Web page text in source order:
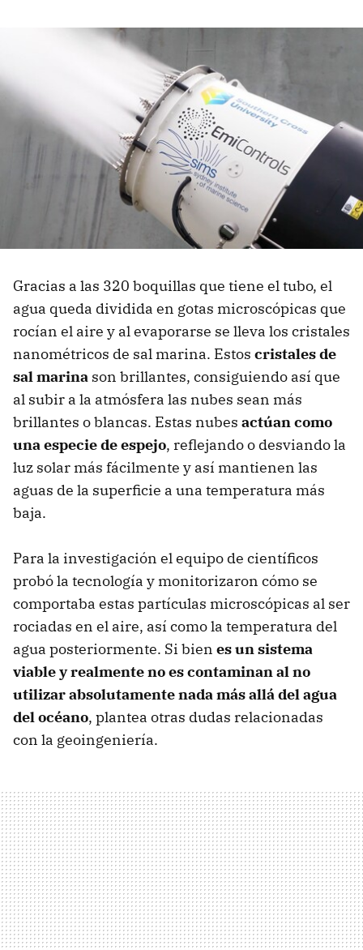
Gracias a las 320 boquillas que tiene el tubo, el
agua queda dividida en gotas microscópicas que
rocían el aire y al evaporarse se lleva los cristales
nanométricos de sal marina. Estos cristales de
sal marina son brillantes, consiguiendo así que
al subir a la atmósfera las nubes sean más
brillantes o blancas. Estas nubes actúan como
una especie de espejo, reflejando o desviando la
luz solar más fácilmente y así mantienen las
aguas de la superficie a una temperatura más
baja.
Para la investigación el equipo de científicos
probó la tecnología y monitorizaron cómo se
comportaba estas partículas microscópicas al ser
rociadas en el aire, así como la temperatura del
agua posteriormente. Si bien es un sistema
viable y realmente no es contaminan al no
utilizar absolutamente nada más allá del agua
del océano, plantea otras dudas relacionadas
con la geoingeniería.